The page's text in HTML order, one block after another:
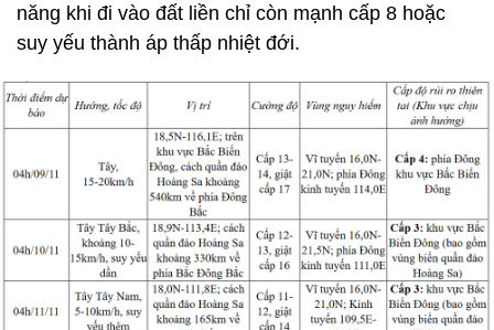
năng khi đi vào đất liền chỉ còn mạnh cấp 8 hoặc
suy yếu thành áp thấp nhiệt đới.